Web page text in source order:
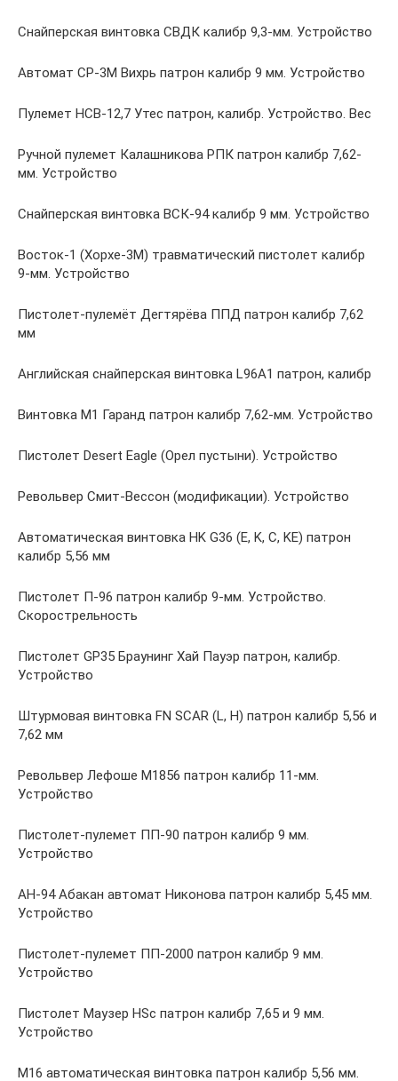
Снайперская винтовка СВДК калибр 9,3-мм. Устройство
Автомат СР-3М Вихрь патрон калибр 9 мм. Устройство
Пулемет НСВ-12,7 Утес патрон, калибр. Устройство. Вес
Ручной пулемет Калашникова РПК патрон калибр 7,62-
мм. Устройство
Снайперская винтовка ВСК-94 калибр 9 мм. Устройство
Восток-1 (Хорхе-3М) травматический пистолет калибр
9-мм. Устройство
Пистолет-пулемёт Дегтярёва ППД патрон калибр 7,62
мм
Английская снайперская винтовка L96A1 патрон, калибр
Винтовка М1 Гаранд патрон калибр 7,62-мм. Устройство
Пистолет Desert Eagle (Орел пустыни). Устройство
Револьвер Смит-Вессон (модификации). Устройство
Автоматическая винтовка HK G36 (E, K, C, KE) патрон
калибр 5,56 мм
Пистолет П-96 патрон калибр 9-мм. Устройство.
Скорострельность
Пистолет GP35 Браунинг Хай Пауэр патрон, калибр.
Устройство
Штурмовая винтовка FN SCAR (L, H) патрон калибр 5,56 и
7,62 мм
Револьвер Лефоше М1856 патрон калибр 11-мм.
Устройство
Пистолет-пулемет ПП-90 патрон калибр 9 мм.
Устройство
АН-94 Абакан автомат Никонова патрон калибр 5,45 мм.
Устройство
Пистолет-пулемет ПП-2000 патрон калибр 9 мм.
Устройство
Пистолет Маузер HSc патрон калибр 7,65 и 9 мм.
Устройство
М16 автоматическая винтовка патрон калибр 5,56 мм.